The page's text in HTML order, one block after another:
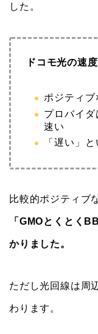
した。
ドコモ光の速
ポジティ
プロバイ
速い
「遅い」
比較的ポジティブ
「GMOとくとく
かりました。
ただし光回線は周
わります。